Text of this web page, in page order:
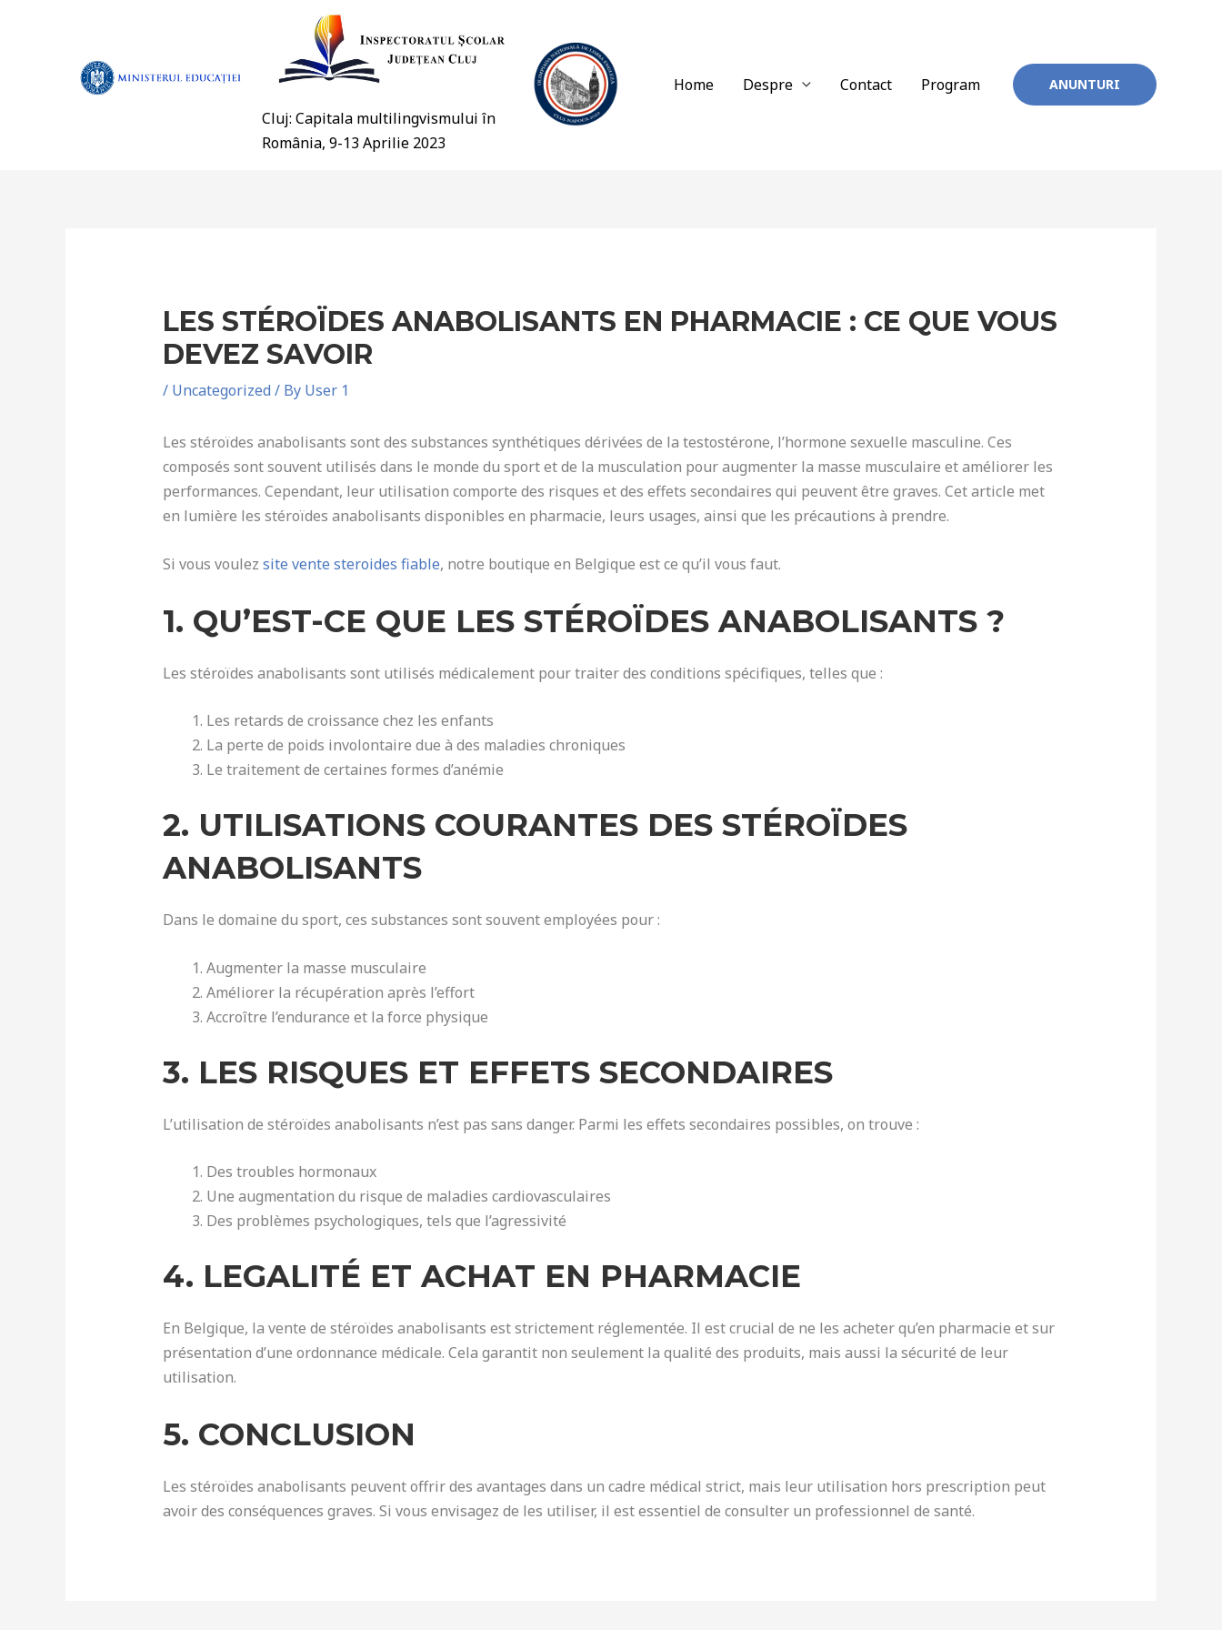
Cluj: Capitala multilingvismului în
România, 9-13 Aprilie 2023
Home Despre Contact Program ANUNTURI
LES STÉROÏDES ANABOLISANTS EN PHARMACIE : CE QUE VOUS
DEVEZ SAVOIR
/ Uncategorized / By User 1
Les stéroïdes anabolisants sont des substances synthétiques dérivées de la testostérone, l’hormone sexuelle masculine. Ces
composés sont souvent utilisés dans le monde du sport et de la musculation pour augmenter la masse musculaire et améliorer les
performances. Cependant, leur utilisation comporte des risques et des effets secondaires qui peuvent être graves. Cet article met
en lumière les stéroïdes anabolisants disponibles en pharmacie, leurs usages, ainsi que les précautions à prendre.
Si vous voulez site vente steroides fiable, notre boutique en Belgique est ce qu’il vous faut.
1. QU’EST-CE QUE LES STÉROÏDES ANABOLISANTS ?
Les stéroïdes anabolisants sont utilisés médicalement pour traiter des conditions spécifiques, telles que :
Les retards de croissance chez les enfants
La perte de poids involontaire due à des maladies chroniques
Le traitement de certaines formes d’anémie
2. UTILISATIONS COURANTES DES STÉROÏDES
ANABOLISANTS
Dans le domaine du sport, ces substances sont souvent employées pour :
Augmenter la masse musculaire
Améliorer la récupération après l’effort
Accroître l’endurance et la force physique
3. LES RISQUES ET EFFETS SECONDAIRES
L’utilisation de stéroïdes anabolisants n’est pas sans danger. Parmi les effets secondaires possibles, on trouve :
Des troubles hormonaux
Une augmentation du risque de maladies cardiovasculaires
Des problèmes psychologiques, tels que l’agressivité
4. LEGALITÉ ET ACHAT EN PHARMACIE
En Belgique, la vente de stéroïdes anabolisants est strictement réglementée. Il est crucial de ne les acheter qu’en pharmacie et sur
présentation d’une ordonnance médicale. Cela garantit non seulement la qualité des produits, mais aussi la sécurité de leur
utilisation.
5. CONCLUSION
Les stéroïdes anabolisants peuvent offrir des avantages dans un cadre médical strict, mais leur utilisation hors prescription peut
avoir des conséquences graves. Si vous envisagez de les utiliser, il est essentiel de consulter un professionnel de santé.